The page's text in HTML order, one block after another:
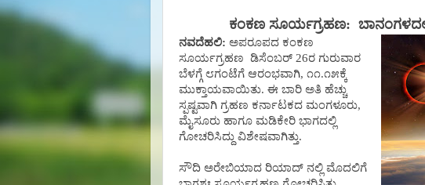
ಕಂಕಣ ಸೂರ್ಯಗ್ರಹಣ:
ನವದೆಹಲಿ: ಅಪರೂಪದ ಕಂಕಣ
ಸೂರ್ಯಗ್ರಹಣ ಡಿಸೆಂಬರ್ 26ರ ಗುರುವಾರ
ಬೆಳಗ್ಗೆ ೮ಗಂಟೆಗೆ ಆರಂಭವಾಗಿ, ೧೧.೧೫ಕ್ಕೆ
ಮುಕ್ತಾಯವಾಯಿತು. ಈ ಬಾರಿ ಅತಿ ಹೆಚ್ಚು
ಸ್ಪಷ್ಟವಾಗಿ ಗ್ರಹಣ ಕರ್ನಾಟಕದ ಮಂಗಳೂರು,
ಮೈಸೂರು ಹಾಗೂ ಮಡಿಕೇರಿ ಭಾಗದಲ್ಲಿ
ಗೋಚರಿಸಿದ್ದು ವಿಶೇಷವಾಗಿತ್ತು.
ಸೌದಿ ಅರೇಬಿಯಾದ ರಿಯಾದ್ ನಲ್ಲಿ ಮೊದಲಿಗೆ